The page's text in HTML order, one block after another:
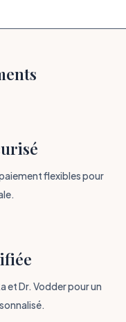
flexibles pour
et Dr. Vodder pour un